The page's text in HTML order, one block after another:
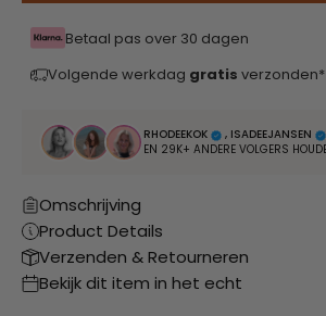
Betaal pas over 30 dagen
Volgende werkdag gratis verzonden*
RHODEEKOK , ISADEEJANSEN
Omschrijving
Product Details
Verzenden & Retourneren
Bekijk dit item in het echt